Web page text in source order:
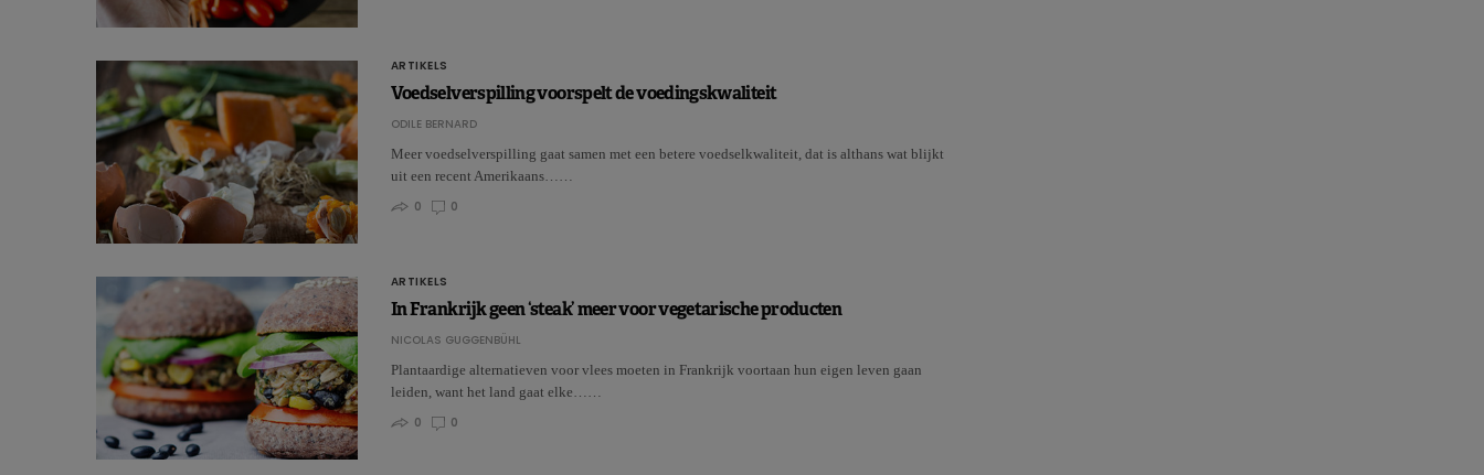
ARTIKELS
Voedselverspilling voorspelt de voedingskwaliteit
ODILE BERNARD
Meer voedselverspilling gaat samen met een betere voedselkwaliteit, dat is althans wat blijkt
uit een recent Amerikaans……
0
0
ARTIKELS
In Frankrijk geen ‘steak’ meer voor vegetarische producten
NICOLAS GUGGENBÜHL
Plantaardige alternatieven voor vlees moeten in Frankrijk voortaan hun eigen leven gaan
leiden, want het land gaat elke……
0
0